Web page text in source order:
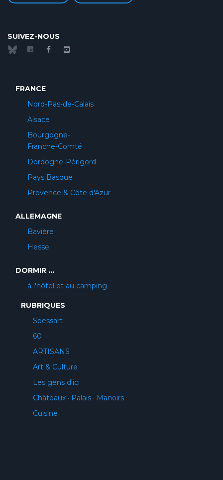
SUIVEZ-NOUS
FRANCE
Nord-Pas-de-Calais
Alsace
Bourgogne-
Franche-Comté
Dordogne-Périgord
Pays Basque
Provence & Côte d'Azur
ALLEMAGNE
Bavière
Hesse
DORMIR ...
à l'hôtel et au camping
RUBRIQUES
Spessart
60
ARTISANS
Art & Culture
Les gens d'ici
Châteaux · Palais · Manoirs
Cuisine